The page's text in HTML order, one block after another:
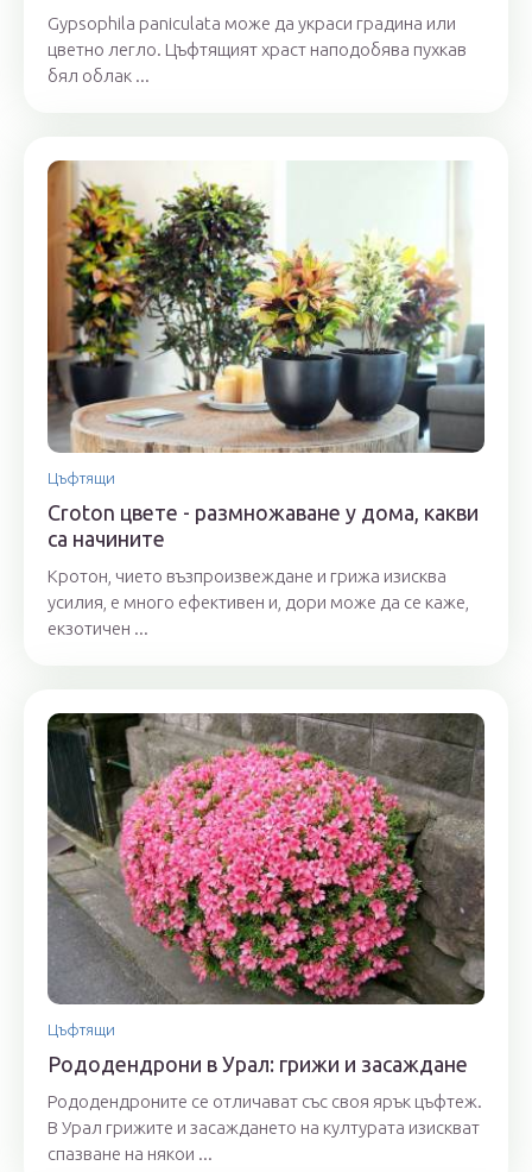
Gypsophila paniculata може да украси градина или
цветно легло. Цъфтящият храст наподобява пухкав
бял облак ...
Цъфтящи
Croton цвете - размножаване у дома, какви
са начините
Кротон, чието възпроизвеждане и грижа изисква
усилия, е много ефективен и, дори може да се каже,
екзотичен ...
Цъфтящи
Рододендрони в Урал: грижи и засаждане
Рододендроните се отличават със своя ярък цъфтеж.
В Урал грижите и засаждането на културата изискват
спазване на някои ...